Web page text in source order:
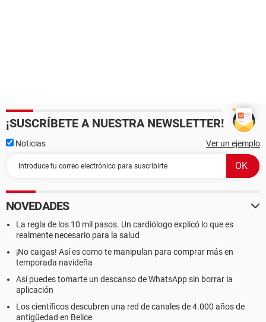
¡SUSCRÍBETE A NUESTRA NEWSLETTER!
Noticias Ver un ejemplo
NOVEDADES
La regla de los 10 mil pasos. Un cardiólogo explicó lo que es
realmente necesario para la salud
¡No caigas! Así es como te manipulan para comprar más en
temporada navideña
Así puedes tomarte un descanso de WhatsApp sin borrar la
aplicación
Los científicos descubren una red de canales de 4.000 años de
antigüedad en Belice